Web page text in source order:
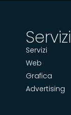
Servizi
Servizi
Web
Grafica
Advertising